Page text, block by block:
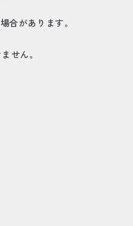
合があります。
せん。